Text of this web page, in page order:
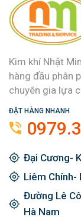
Kim khí Nhật
hàng đầu phân
chuyên gia lựa
ĐẶT HÀNG NHANH
Đại Cương-
Liêm Chính-
Đường Lê
Hà Nam